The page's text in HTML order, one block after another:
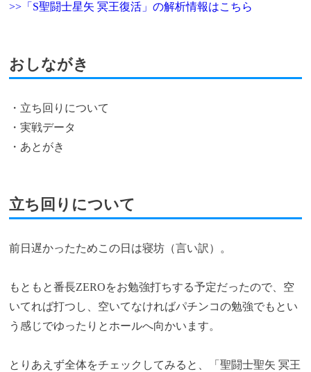
>>「S聖闘士星矢 冥王復活」の解析情報はこちら
おしながき
・立ち回りについて
・実戦データ
・あとがき
立ち回りについて
前日遅かったためこの日は寝坊（言い訳）。
もともと番長ZEROをお勉強打ちする予定だったので、空
いてれば打つし、空いてなければパチンコの勉強でもとい
う感じでゆったりとホールへ向かいます。
とりあえず全体をチェックしてみると、「聖闘士聖矢 冥王